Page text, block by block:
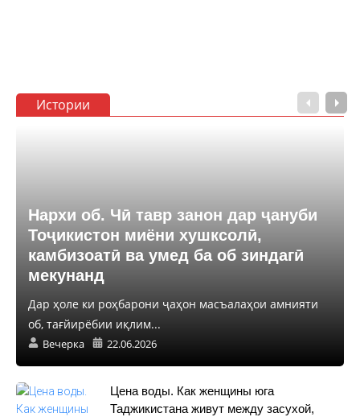
Истории
Нархи об. Чӣ тавр занон дар ҷануби
Тоҷикистон миёни хушксолӣ,
камбизоатӣ ва умед ба об зиндагӣ
мекунанд
Дар ҳоле ки роҳбарони ҷаҳон масъалаҳои амнияти
об, тағйирёбии иқлим...
Вечерка 22.06.2026
Цена воды. Как женщины юга
Таджикистана живут между засухой,